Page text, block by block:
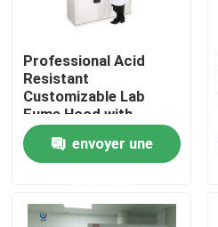
Aperçu
Produits
VR Show
Professional Acid
Resistant
Customizable Lab
Fume Hood with
Seven-inch LCD Touch
Screenenvoyer une